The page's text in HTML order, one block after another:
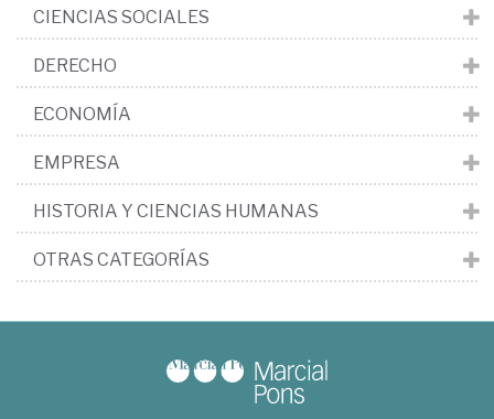
CIENCIAS SOCIALES
DERECHO
ECONOMÍA
EMPRESA
HISTORIA Y CIENCIAS HUMANAS
OTRAS CATEGORÍAS